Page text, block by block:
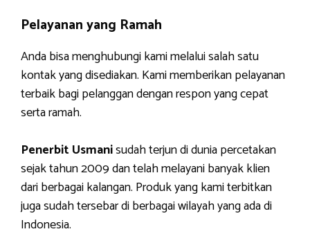
Pelayanan yang Ramah
Anda bisa menghubungi kami melalui salah satu
kontak yang disediakan. Kami memberikan pelayanan
terbaik bagi pelanggan dengan respon yang cepat
serta ramah.
Penerbit Usmanisudah terjun di dunia percetakan
sejak tahun 2009 dan telah melayani banyak klien
dari berbagai kalangan. Produk yang kami terbitkan
juga sudah tersebar di berbagai wilayah yang ada di
Indonesia.